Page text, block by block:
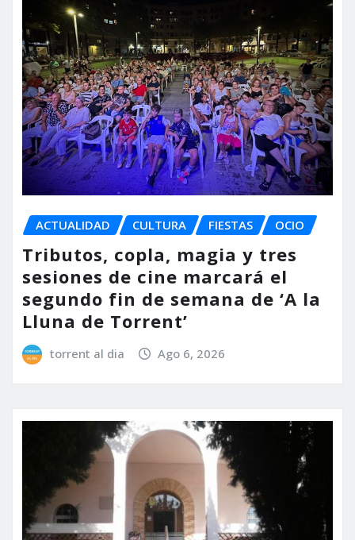
ACTUALIDAD CULTURA FIESTAS OCIO
Tributos, copla, magia y tres
sesiones de cine marcará el
segundo fin de semana de ‘A la
Lluna de Torrent’
torrent al dia Ago 6, 2026